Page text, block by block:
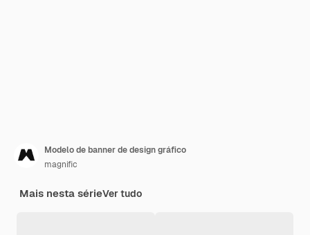
Modelo de banner de design gráfico
magnific
Mais nesta sérieVer tudo